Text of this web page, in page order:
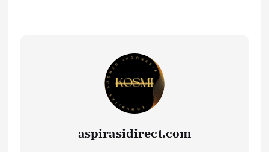
aspirasidirect.com